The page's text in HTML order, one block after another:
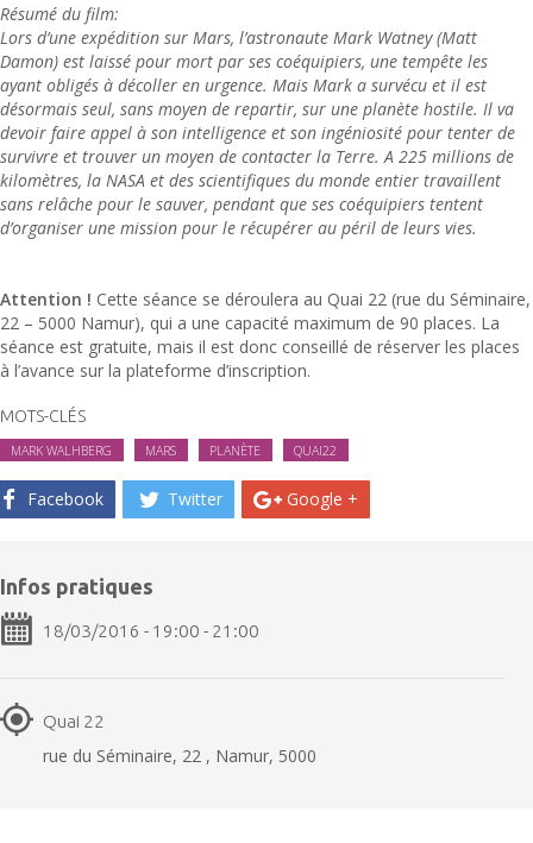
Résumé du film:
Lors d’une expédition sur Mars, l’astronaute Mark Watney (Matt
Damon) est laissé pour mort par ses coéquipiers, une tempête les
ayant obligés à décoller en urgence. Mais Mark a survécu et il est
désormais seul, sans moyen de repartir, sur une planète hostile. Il va
devoir faire appel à son intelligence et son ingéniosité pour tenter de
survivre et trouver un moyen de contacter la Terre. A 225 millions de
kilomètres, la NASA et des scientifiques du monde entier travaillent
sans relâche pour le sauver, pendant que ses coéquipiers tentent
d’organiser une mission pour le récupérer au péril de leurs vies.
Attention ! Cette séance se déroulera au Quai 22 (rue du Séminaire,
22 – 5000 Namur), qui a une capacité maximum de 90 places. La
séance est gratuite, mais il est donc conseillé de réserver les places
à l’avance sur la plateforme d’inscription.
MOTS-CLÉS
MARK WALHBERG MARS PLANÈTE QUAI22
Facebook Twitter Google +
Infos pratiques
18/03/2016 - 19:00 - 21:00
Quai 22
rue du Séminaire, 22 , Namur, 5000